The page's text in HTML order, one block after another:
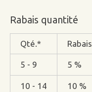
Rabais quantité
Qté.* Rabais
5 - 9 5 %
10 - 14 10 %